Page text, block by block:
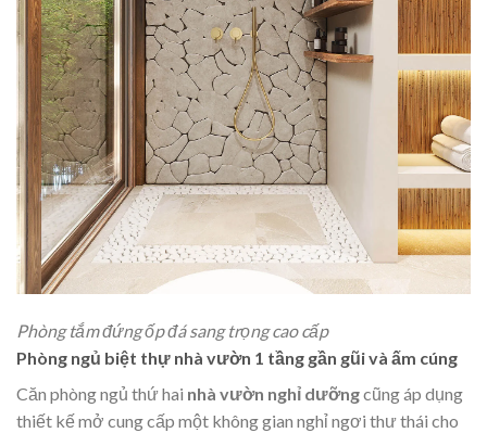
Phòng tắm đứng ốp đá sang trọng cao cấp
Phòng ngủ biệt thự nhà vườn 1 tầng gần gũi và ấm cúng
Căn phòng ngủ thứ hai nhà vườn nghỉ dưỡngcũng áp dụng
thiết kế mở cung cấp một không gian nghỉ ngơi thư thái cho